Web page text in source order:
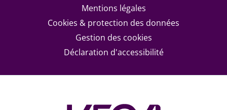
Mentions légales
Cookies & protection des données
Gestion des cookies
Déclaration d'accessibilité